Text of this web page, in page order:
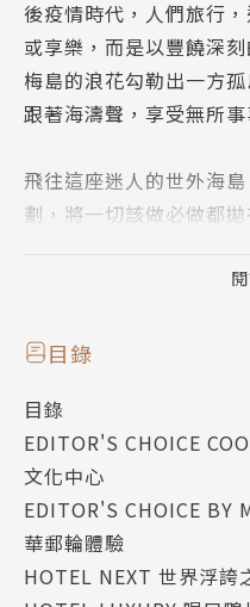
後疫情時代，人們旅行
或享樂，而是以豐饒深
梅島的浪花勾勒出一方
跟著海濤聲，享受無所事
飛往這座迷人的世外海
劃，將一切該做必做都
間：入住獨享私人時光
擁抱海水一方、享受最
面升級，最後在與海浪
空、漫遊、獨處之必要的
（一）入住塵世之外，無
大人的休日即是旅行不
途中讓身心重新開啟對
像在生活。入住遠離塵
目錄
目錄
EDITOR'S CHOICE
文化中心
EDITOR'S CHOICE BY
華郵輪體驗
HOTEL NEXT 世界浮誇